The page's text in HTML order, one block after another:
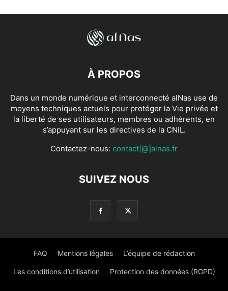
À PROPOS
Dans un monde numérique et interconnecté alNas use de
moyens techniques actuels pour protéger la Vie privée et
la liberté de ses utilisateurs, membres ou adhérents, en
s’appuyant sur les directives de la CNIL.
Contactez-nous: contact[@]alnas.fr
SUIVEZ NOUS
FAQ Mentions légales L’équipe de rédaction
Les conditions d’utilisation Protection des données (RGPD)